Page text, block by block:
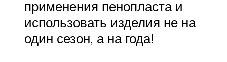
применения пенопласта и
использовать изделия не на
один сезон, а на года!